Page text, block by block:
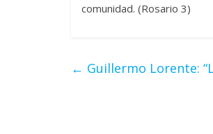
comunidad. (Rosario 3)
← Guillermo Lorente: